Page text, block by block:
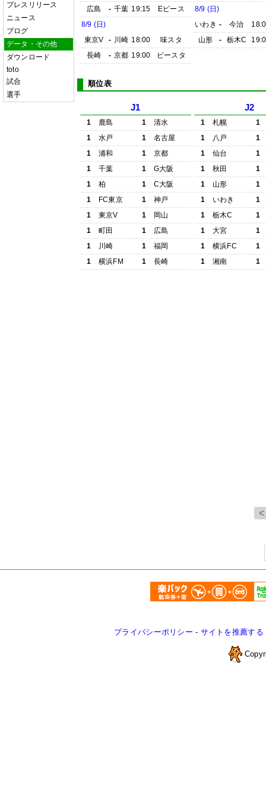
プレスリリース
ニュース
ブログ
データ・その他
ダウンロード
toto
試合
選手
広島
- 千葉 19:15
Eピース
8/9 (日)
東京V
- 川崎 18:00
味スタ
長崎
- 京都 19:00 ピースタ
8/9 (日)
いわき - 今治
山形
- 栃木C
順位表
J1
1 鹿島 1
清水
1
水戸 1
名古屋
1
浦和 1
京都
1
千葉 1
G大阪
1
柏 1
C大阪
1
FC東京 1
神戸
1
東京V 1
岡山
1
町田 1
広島
1
川崎 1
福岡
1
横浜FM 1 長崎
J2
1 札幌
1
1
八戸
1
1
仙台
1
1
秋田
1
1
山形
1
1
いわき
1
1
栃木C
1
1
大宮
1
1
横浜FC
1
1
湘南 1
プライバシーポリシー - サイトを推薦する